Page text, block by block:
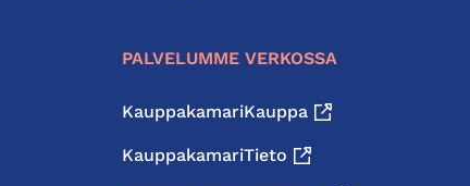
PALVELUMME VERKOSSA
KauppakamariKauppa
KauppakamariTieto